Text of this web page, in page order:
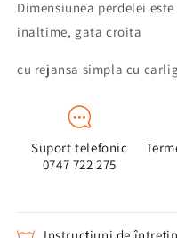
Dimensiunea perdelei
inaltime, gata croita
cu rejansa simpla cu
Suport telefonic
0747 722 275